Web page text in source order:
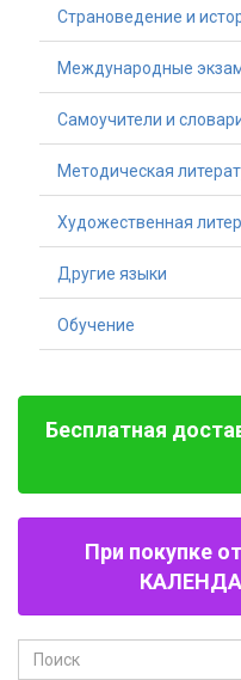
Страноведение и
Международные
Самоучители и
Методическая
Художественная
Другие языки
Обучение
Бесплатная
При покупке